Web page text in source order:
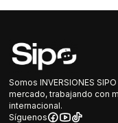
Somos INVERSIONES
mercado, trabajando con
internacional.
Síguenos